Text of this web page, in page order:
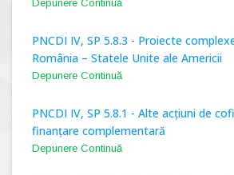
Depunere Continuă
PNCDI IV, SP 5.8.3 - Proiecte
România – Statele Unite ale Americii
Depunere Continuă
PNCDI IV, SP 5.8.1 - Alte acțiuni de
finanțare complementară
Depunere Continuă